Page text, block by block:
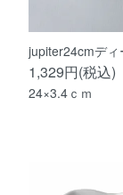
jupiter24cmデ
1,329円(税込)
24×3.4ｃｍ